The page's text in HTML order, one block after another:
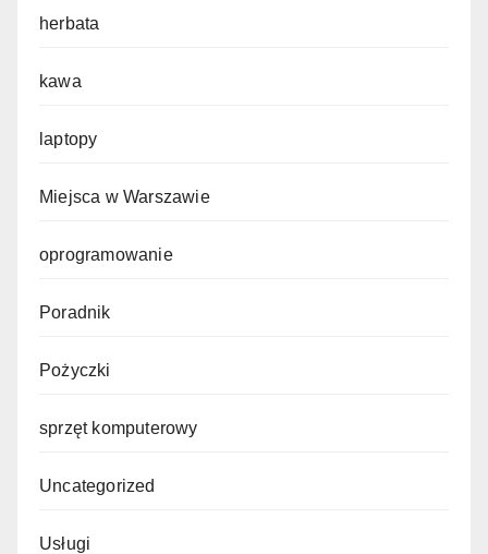
herbata
kawa
laptopy
Miejsca w Warszawie
oprogramowanie
Poradnik
Pożyczki
sprzęt komputerowy
Uncategorized
Usługi